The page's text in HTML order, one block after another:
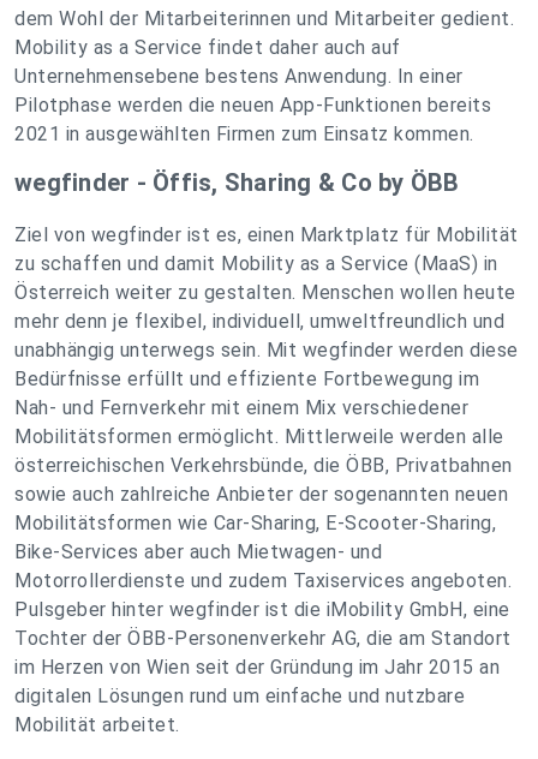
dem Wohl der Mitarbeiterinnen und Mitarbeiter gedient.
Mobility as a Service findet daher auch auf
Unternehmensebene bestens Anwendung. In einer
Pilotphase werden die neuen App-Funktionen bereits
2021 in ausgewählten Firmen zum Einsatz kommen.
wegfinder - Öffis, Sharing & Co by ÖBB
Ziel von wegfinder ist es, einen Marktplatz für Mobilität
zu schaffen und damit Mobility as a Service (MaaS) in
Österreich weiter zu gestalten. Menschen wollen heute
mehr denn je flexibel, individuell, umweltfreundlich und
unabhängig unterwegs sein. Mit wegfinder werden diese
Bedürfnisse erfüllt und effiziente Fortbewegung im
Nah- und Fernverkehr mit einem Mix verschiedener
Mobilitätsformen ermöglicht. Mittlerweile werden alle
österreichischen Verkehrsbünde, die ÖBB, Privatbahnen
sowie auch zahlreiche Anbieter der sogenannten neuen
Mobilitätsformen wie Car-Sharing, E-Scooter-Sharing,
Bike-Services aber auch Mietwagen- und
Motorrollerdienste und zudem Taxiservices angeboten.
Pulsgeber hinter wegfinder ist die iMobility GmbH, eine
Tochter der ÖBB-Personenverkehr AG, die am Standort
im Herzen von Wien seit der Gründung im Jahr 2015 an
digitalen Lösungen rund um einfache und nutzbare
Mobilität arbeitet.